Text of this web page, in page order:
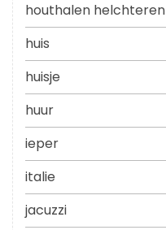
houthalen helchteren
huis
huisje
huur
ieper
italie
jacuzzi